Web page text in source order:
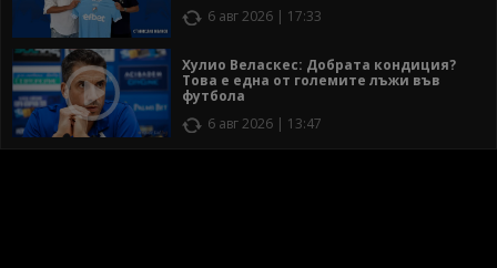
6 авг 2026 | 17:33
Хулио Веласкес: Добрата кондиция?
Това е една от големите лъжи във
футбола
6 авг 2026 | 13:47